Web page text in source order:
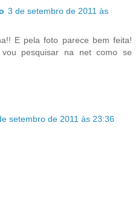
3 de setembro de 2011 às
E pela foto parece bem feita!
pesquisar na net como se
setembro de 2011 às 23:36